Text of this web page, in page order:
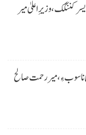
کننگک ،وزیرِ اعلیٰ میر
نا سوب ءِ،میر رحمت صالح